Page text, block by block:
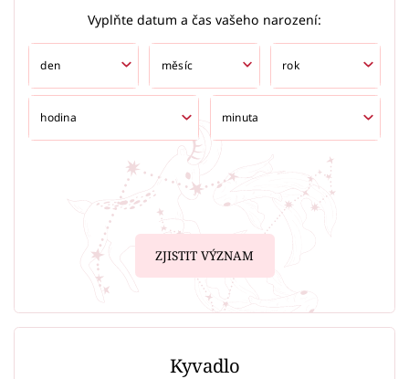
Vyplňte datum a čas vašeho narození:
ZJISTIT VÝZNAM
Kyvadlo